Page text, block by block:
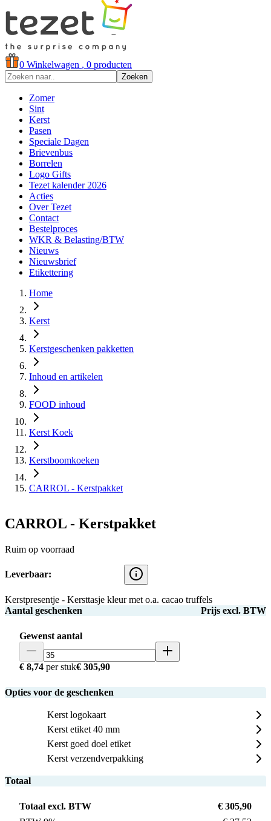
0 Winkelwagen , 0 producten
Zoeken
Zomer
Sint
Kerst
Pasen
Speciale Dagen
Brievenbus
Borrelen
Logo Gifts
Tezet kalender 2026
Acties
Over Tezet
Contact
Bestelproces
WKR & Belasting/BTW
Nieuws
Nieuwsbrief
Etikettering
Home
Kerst
Kerstgeschenken pakketten
Inhoud en artikelen
FOOD inhoud
Kerst Koek
Kerstboomkoeken
CARROL - Kerstpakket
CARROL - Kerstpakket
Ruim op voorraad
Leverbaar:
Kerstpresentje - Kersttasje kleur met o.a. cacao truffels
Aantal geschenken
Prijs excl. BTW
Gewenst aantal
€ 8,74 per stuk€ 305,90
Opties voor de geschenken
Kerst logokaart
Kerst etiket 40 mm
Kerst goed doel etiket
Kerst verzendverpakking
Totaal
Totaal excl. BTW
€ 305,90